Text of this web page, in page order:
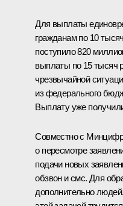
Для выплаты
гражданам по 10
поступило 820
выплаты по 15 тысяч
чрезвычайной
из федерального
Выплату уже
Совместно с
о пересмотре
подачи новых
обзвон и смс. Для
дополнительно